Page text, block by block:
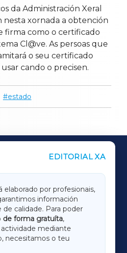
da Administración Xeral
nesta xornada a obtención
firma como o certificado
Cl@ve. As persoas que
o seu certificado
cando o precisen.
estado
EDITORIAL XA
elaborado por profesionais,
información
de calidade. Para poder
de forma gratuíta,
mediante
necesitamos o teu
LUGOXA